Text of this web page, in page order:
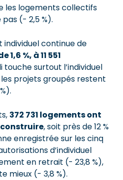
les logements collectifs
(- 2,5 %).
individuel continue de
1,6 %, à 11 551
touche surtout l’individuel
les projets groupés restent
372 731 logements ont
, soit près de 12 %
enregistrée sur les cinq
d’individuel
en retrait (- 23,8 %),
mieux (- 3,8 %).